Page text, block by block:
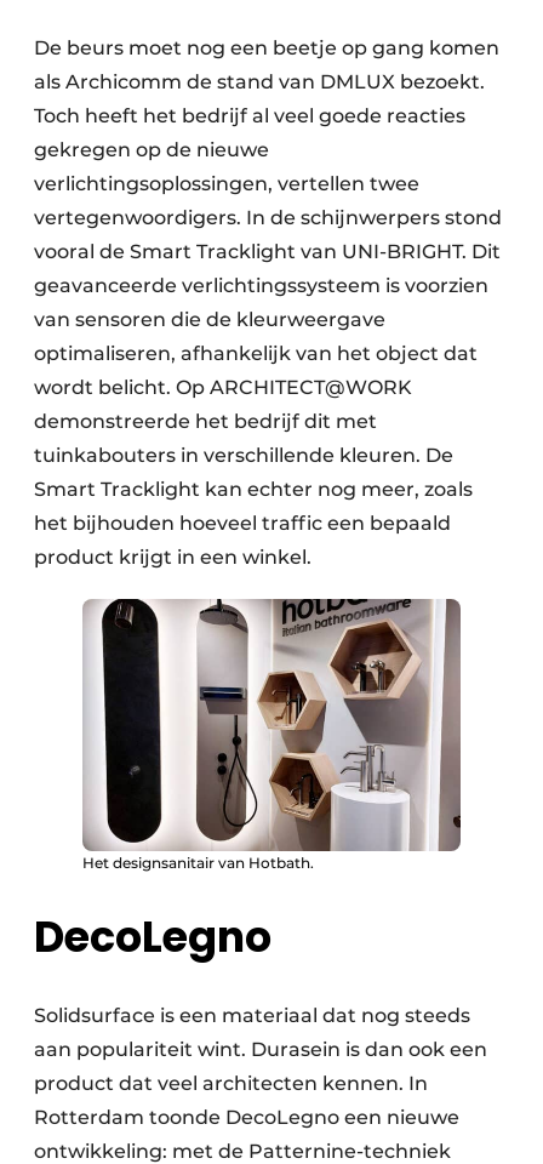
De beurs moet nog een beetje op gang komen
als Archicomm de stand van DMLUX bezoekt.
Toch heeft het bedrijf al veel goede reacties
gekregen op de nieuwe
verlichtingsoplossingen, vertellen twee
vertegenwoordigers. In de schijnwerpers stond
vooral de Smart Tracklight van UNI-BRIGHT. Dit
geavanceerde verlichtingssysteem is voorzien
van sensoren die de kleurweergave
optimaliseren, afhankelijk van het object dat
wordt belicht. Op ARCHITECT@WORK
demonstreerde het bedrijf dit met
tuinkabouters in verschillende kleuren. De
Smart Tracklight kan echter nog meer, zoals
het bijhouden hoeveel traffic een bepaald
product krijgt in een winkel.
Het designsanitair van Hotbath.
DecoLegno
Solidsurface is een materiaal dat nog steeds
aan populariteit wint. Durasein is dan ook een
product dat veel architecten kennen. In
Rotterdam toonde DecoLegno een nieuwe
ontwikkeling: met de Patternine-techniek